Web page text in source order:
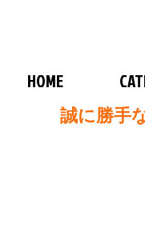
HOME
誠に勝手